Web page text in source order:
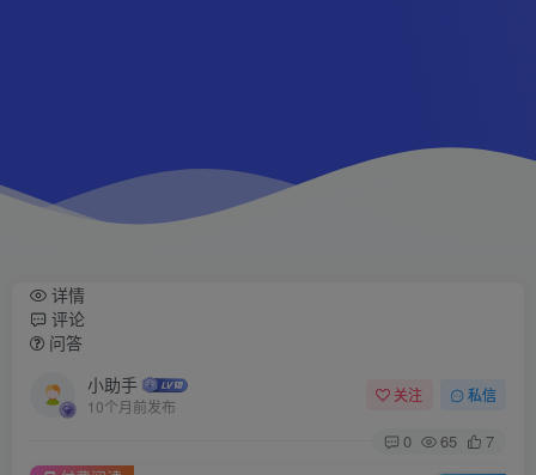
详情
评论
问答
小助手
10个月前发布
关注 私信
0 65
7